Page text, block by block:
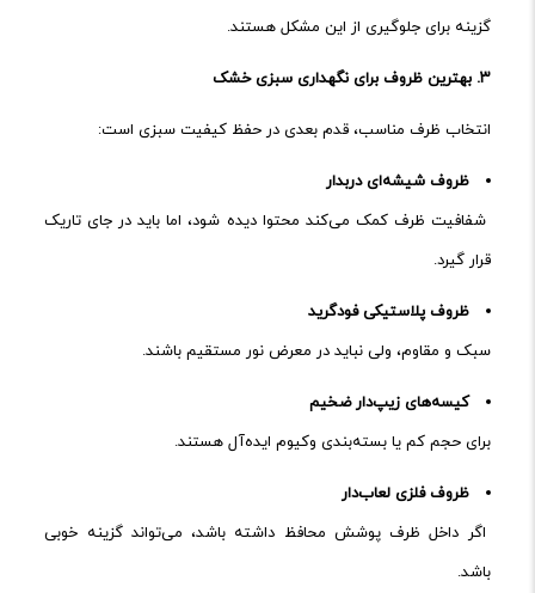
گزینه برای جلوگیری از این مشکل هستند.
۳. بهترین ظروف برای نگهداری سبزی خشک
انتخاب ظرف مناسب، قدم بعدی در حفظ کیفیت سبزی است:
ظروف شیشه‌ای دربدار
شفافیت ظرف کمک می‌کند محتوا دیده شود، اما باید در جای تاریک
قرار گیرد.
ظروف پلاستیکی فودگرید
سبک و مقاوم، ولی نباید در معرض نور مستقیم باشند.
کیسه‌های زیپ‌دار ضخیم
برای حجم کم یا بسته‌بندی وکیوم ایده‌آل هستند.
ظروف فلزی لعاب‌دار
اگر داخل ظرف پوشش محافظ داشته باشد، می‌تواند گزینه خوبی
باشد.